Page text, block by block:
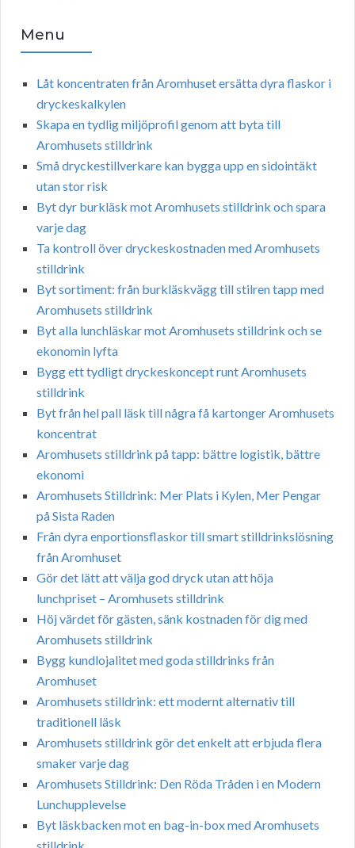
Menu
Låt koncentraten från Aromhuset ersätta dyra flaskor i
dryckeskalkylen
Skapa en tydlig miljöprofil genom att byta till
Aromhusets stilldrink
Små dryckestillverkare kan bygga upp en sidointäkt
utan stor risk
Byt dyr burkläsk mot Aromhusets stilldrink och spara
varje dag
Ta kontroll över dryckeskostnaden med Aromhusets
stilldrink
Byt sortiment: från burkläskvägg till stilren tapp med
Aromhusets stilldrink
Byt alla lunchläskar mot Aromhusets stilldrink och se
ekonomin lyfta
Bygg ett tydligt dryckeskoncept runt Aromhusets
stilldrink
Byt från hel pall läsk till några få kartonger Aromhusets
koncentrat
Aromhusets stilldrink på tapp: bättre logistik, bättre
ekonomi
Aromhusets Stilldrink: Mer Plats i Kylen, Mer Pengar
på Sista Raden
Från dyra enportionsflaskor till smart stilldrinkslösning
från Aromhuset
Gör det lätt att välja god dryck utan att höja
lunchpriset – Aromhusets stilldrink
Höj värdet för gästen, sänk kostnaden för dig med
Aromhusets stilldrink
Bygg kundlojalitet med goda stilldrinks från
Aromhuset
Aromhusets stilldrink: ett modernt alternativ till
traditionell läsk
Aromhusets stilldrink gör det enkelt att erbjuda flera
smaker varje dag
Aromhusets Stilldrink: Den Röda Tråden i en Modern
Lunchupplevelse
Byt läskbacken mot en bag-in-box med Aromhusets